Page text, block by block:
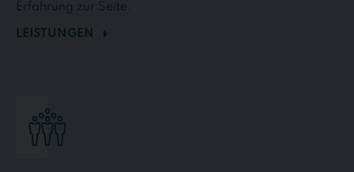
Erfahrung zur Seite.
LEISTUNGEN